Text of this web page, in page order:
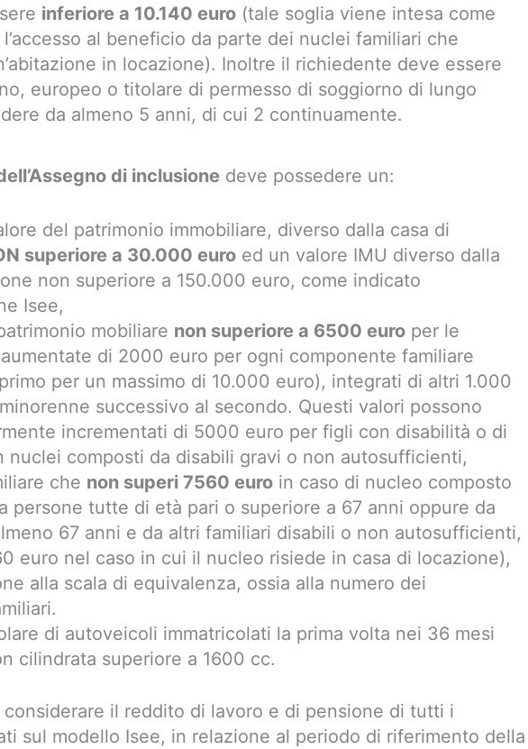
inferiore a 10.140 euro (tale soglia viene intesa come
al beneficio da parte dei nuclei familiari che
in locazione). Inoltre il richiedente deve essere
europeo o titolare di permesso di soggiorno di lungo
da almeno 5 anni, di cui 2 continuamente.
di inclusione deve possedere un:
del patrimonio immobiliare, diverso dalla casa di
superiore a 30.000 euro ed un valore IMU diverso dalla
non superiore a 150.000 euro, come indicato
Isee,
mobiliare non superiore a 6500 euro per le
di 2000 euro per ogni componente familiare
per un massimo di 10.000 euro), integrati di altri 1.000
successivo al secondo. Questi valori possono
incrementati di 5000 euro per figli con disabilità o di
nuclei composti da disabili gravi o non autosufficienti,
che non superi 7560 euro in caso di nucleo composto
persone tutte di età pari o superiore a 67 anni oppure da
67 anni e da altri familiari disabili o non autosufficienti,
euro nel caso in cui il nucleo risiede in casa di locazione),
alla scala di equivalenza, ossia alla numero dei
di autoveicoli immatricolati la prima volta nei 36 mesi
cilindrata superiore a 1600 cc.
il reddito di lavoro e di pensione di tutti i
sul modello Isee, in relazione al periodo di riferimento della